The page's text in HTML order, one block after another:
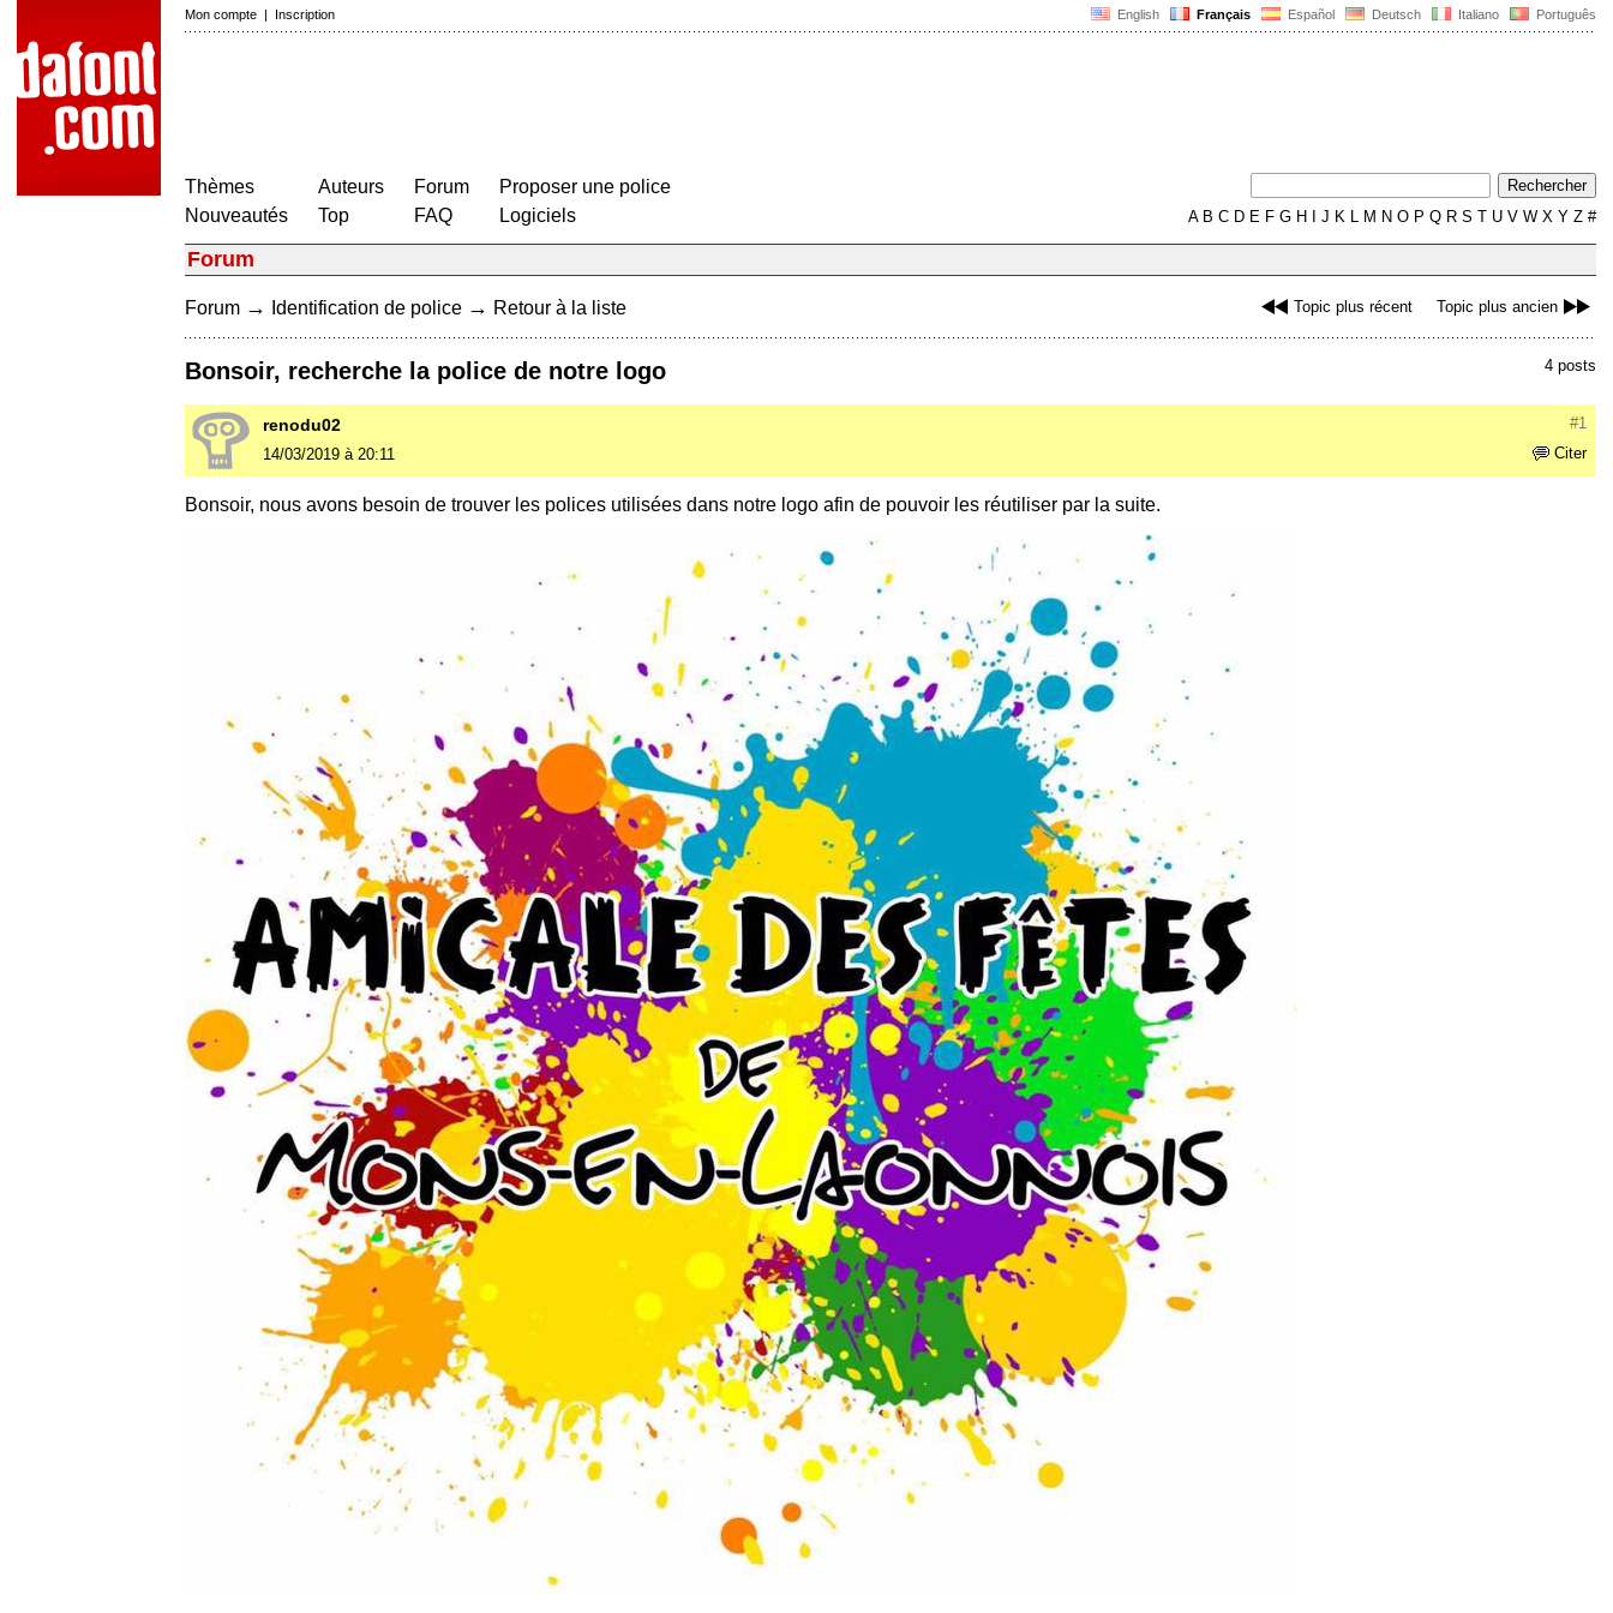
English Français Español Deutsch Italiano Português
Mon compte | Inscription
Thèmes
Nouveautés
Auteurs
Top
Forum
FAQ
Proposer une police
Logiciels
AB C D E F G H J K L M N O P Q R S T U V W X Y Z #
Forum
Topic plus récent Topic plus ancien
Forum → Identification de police → Retour à la liste
4 posts
Bonsoir, recherche la police de notre logo
#1
renodu02
Citer
14/03/2019 à 20:11
Bonsoir, nous avons besoin de trouver les polices utilisées dans notre logo afin de pouvoir les réutiliser par la suite.